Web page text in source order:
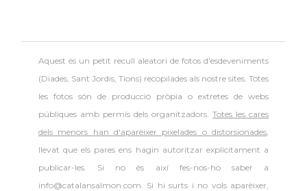
Aquest és un petit recull aleatori defotos d'esdeveniments
(Diades, Sant Jordis, Tions) recopilades als nostre sites. Totes
les fotos són de producció pròpia o extretes de webs
públiques amb permís dels organitzadors.Totes les cares
dels menors han d'aparèixer pixelades o distorsionades,
llevat que els pares ens hagin autoritzar explícitament a
publicar-les. Si no és així fes-nos-ho saber a
info@catalansalmon.com. Si hi surts i no vols aparèixer,